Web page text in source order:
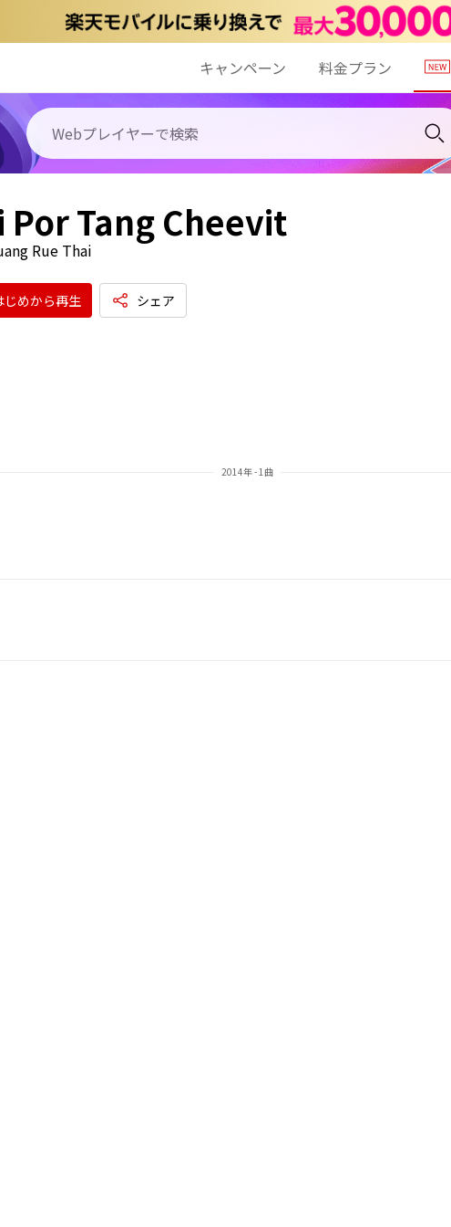
キャンペーン 料金プラン
Por Tang Cheevit
Rue Thai
じめから再生 シェア
2014年 - 1曲